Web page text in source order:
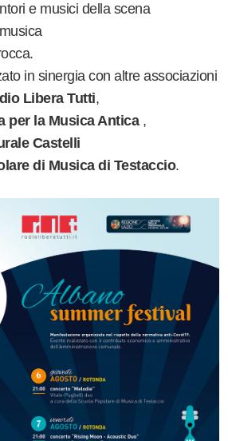
e musici della scena
in sinergia con altre associazioni
Libera Tutti,
per la Musica Antica,
Castelli
di Musica di Testaccio.